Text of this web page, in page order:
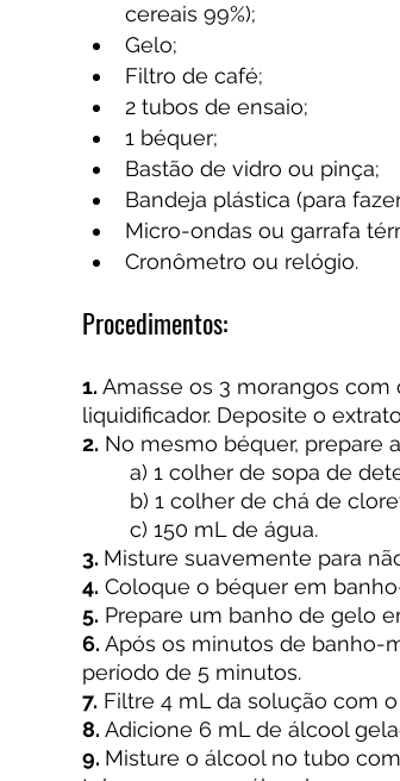
cereais 99%);
Gelo;
Filtro de café;
2 tubos de ensaio;
1 béquer;
Bastão de vidro ou pinça;
Bandeja plástica (para
Micro-ondas ou garrafa
Cronômetro ou relógio.
Procedimentos:
1. Amasse os 3 morangos
liquidificador. Deposite o
2. No mesmo béquer, prepare
a) 1 colher de sopa de
b) 1 colher de chá de
	c) 150 mL de água.
3. Misture suavemente para
4. Coloque o béquer em
5. Prepare um banho de gelo
6. Após os minutos de banho-
período de 5 minutos.
7. Filtre 4 mL da solução com
8. Adicione 6 mL de álcool
9. Misture o álcool no tubo